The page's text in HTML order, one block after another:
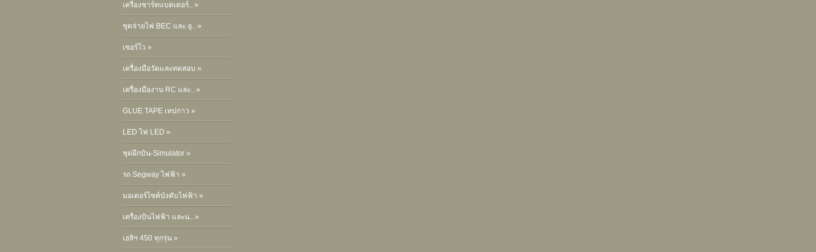
เครื่องชาร์ทแบตเตอร์.. »
ชุดจ่ายไฟ BEC และ อุ.. »
เซอร์โว »
เครื่องมือวัดและทดสอบ »
เครื่องมืองาน RC และ.. »
GLUE TAPE เทปกาว »
LED ไฟ LED »
ชุดฝึกบิน-Simulator »
รถ Segway ไฟฟ้า »
มอเตอร์ไซค์บังคับไฟฟ้า »
เครื่องบินไฟฟ้า และน.. »
เฮลิฯ 450 ทุกรุ่น »